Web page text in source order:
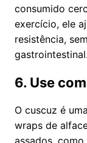
consumido
exercício, ele
resistência,
gastrointestinal.
6. Use
O cuscuz é
wraps de
assados, como